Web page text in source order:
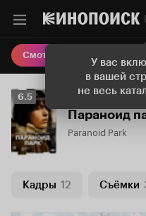
У вас
в вашей
не весь
Смотреть кино
Рейтинг
Кинопоиска
6.5
6.5
Параноид
Paranoid Park
Кадры 12 Съёмки